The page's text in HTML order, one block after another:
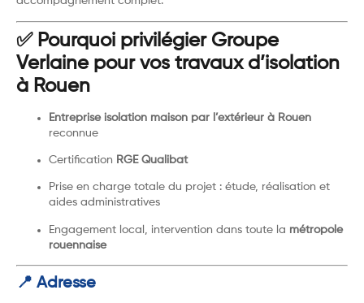
✅ Pourquoi privilégier Groupe
Verlaine pour vos travaux d’isolation
à Rouen
Entreprise isolation maison par l’extérieur à Rouen
reconnue
Certification RGE Qualibat
Prise en charge totale du projet : étude, réalisation et
aides administratives
Engagement local, intervention dans toute la métropole
rouennaise
📍 Adresse